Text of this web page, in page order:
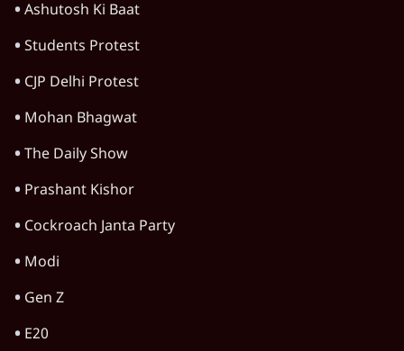
Ashutosh Ki Baat
Students Protest
CJP Delhi Protest
Mohan Bhagwat
The Daily Show
Prashant Kishor
Cockroach Janta Party
Modi
Gen Z
E20